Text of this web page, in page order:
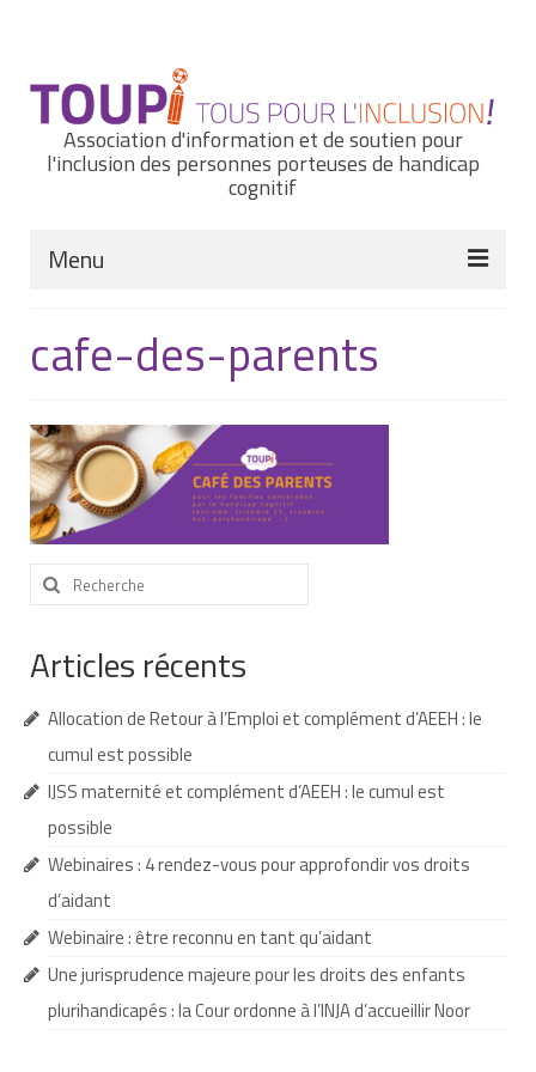
Association d'information et de soutien pour
l'inclusion des personnes porteuses de handicap
cognitif
Menu
Nous connaître
Notre histoire
Nos missions et nos valeurs
Notre équipe
Nous contacter
Nos livres
Nos livres adaptés
Soins bucco-dentaires
Aide aux démarches
Dossier MDPH
Projet de vie
Demande d’allocations
cafe-des-parents
Rechercher
:
Articles récents
Allocation de Retour à l’Emploi et complément d’AEEH : le
cumul est possible
IJSS maternité et complément d’AEEH : le cumul est
possible
Webinaires : 4 rendez-vous pour approfondir vos droits
d’aidant
Webinaire : être reconnu en tant qu’aidant
Une jurisprudence majeure pour les droits des enfants
plurihandicapés : la Cour ordonne à l’INJA d’accueillir Noor